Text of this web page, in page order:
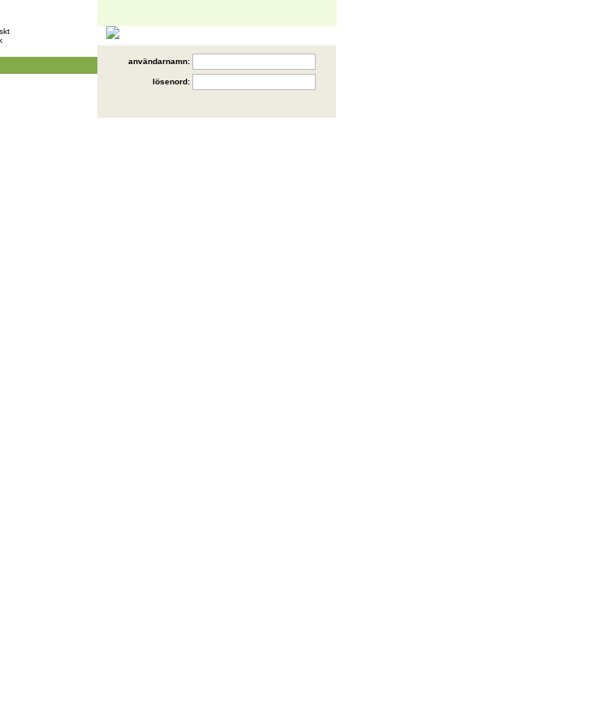
användarnamn:
lösenord: